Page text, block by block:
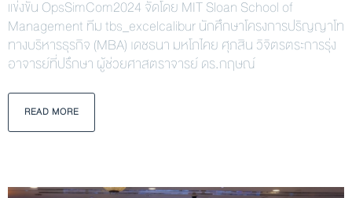
แข่งขัน OpsSimCom2024 จัดโดย MIT Sloan School of
Management ทีม tbs_excelcalibur นักศึกษาโครงการปริญญาโท
ทางบริหารธุรกิจ (MBA) เดชธนา มหโภไคย ศุภสิน วิจิตรตระการรุ่ง
อาจารย์ที่ปรึกษา ผู้ช่วยศาสตราจารย์ ดร.กฤษณ์
READ MORE